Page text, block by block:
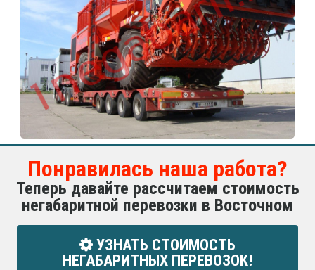
Понравилась наша работа?
Теперь давайте рассчитаем стоимость
негабаритной перевозки в Восточном
УЗНАТЬ СТОИМОСТЬ
НЕГАБАРИТНЫХ ПЕРЕВОЗОК!